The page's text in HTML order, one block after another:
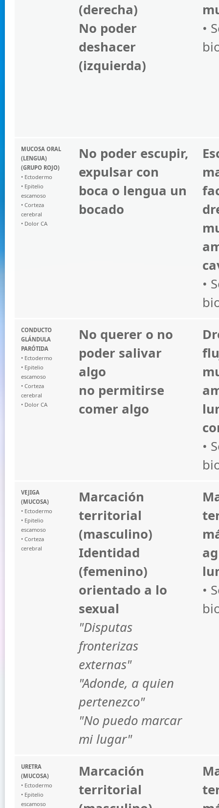
(derecha)
No poder
deshacer
(izquierda)
•
MUCOSA ORAL
(LENGUA)
(GRUPO ROJO)
• Ectodermo
• Epitelio
escamoso
• Corteza
cerebral
• Dolor CA
No poder escupir,
expulsar con
boca o lengua un
bocado
•
CONDUCTO
GLÁNDULA
PARÓTIDA
• Ectodermo
• Epitelio
escamoso
• Corteza
cerebral
• Dolor CA
No querer o no
poder salivar
algo
no permitirse
comer algo
•
VEJIGA
(MUCOSA)
• Ectodermo
• Epitelio
escamoso
• Corteza
cerebral
Marcación
territorial
(masculino)
Identidad
(femenino)
orientado a lo
sexual
"Disputas
fronterizas
externas"
"Adonde, a quien
pertenezco"
"No puedo marcar
mi lugar"
•
URETRA
(MUCOSA)
• Ectodermo
• Epitelio
escamoso
Marcación
territorial